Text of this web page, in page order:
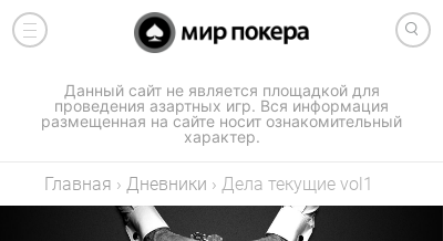
Данный сайт не является площадкой для
проведения азартных игр. Вся информация
размещенная на сайте носит ознакомительный
характер.
Главная › Дневники › Дела текущие vol1